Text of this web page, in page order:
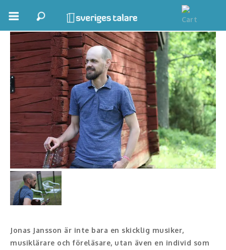
Boka ett möte
Samhällsnytta
Inspiration
Inspirerande Föreläsare
Personlig utveckling, målsättning
Life Stories & Trivsel
Keynote
Moderator, konferencier
Konferencier
Jonas Jansson
Jonas Jansson är inte bara en skicklig musiker,
musiklärare och föreläsare, utan även en individ som